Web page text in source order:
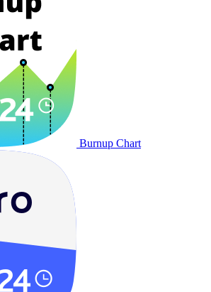
Burnup Chart